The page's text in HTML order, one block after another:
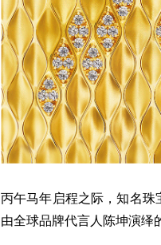
丙午马年启程之际，知名
由全球品牌代言人陈坤演绎